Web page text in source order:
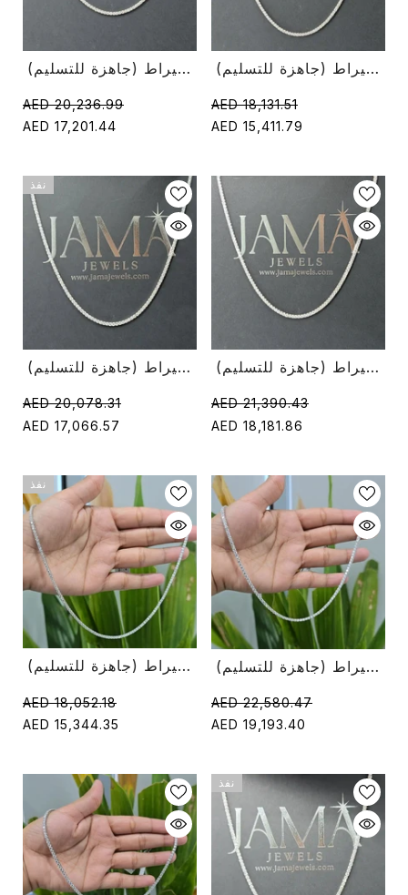
قلادة تنس دائرية من الألماس عيار 8.10 قيراط (جاهزة للتسليم)
AED 20,236.99
AED 17,201.44
قلادة تنس مستديرة من الألماس عيار 6.60 قيراط (جاهزة للتسليم)
AED 18,131.51
AED 15,411.79
نفذ
قلادة تنس ألماس دائرية الشكل 8 قيراط (جاهزة للتسليم)
AED 20,078.31
AED 17,066.57
قلادة تنس ألماس مستديرة 8.45 قيراط (جاهزة للتسليم)
AED 21,390.43
AED 18,181.86
نفذ
قلادة تنس ألماس مستديرة 6.50 قيراط (جاهزة للتسليم)
AED 18,052.18
AED 15,344.35
قلادة تنس ألماس مستديرة 9.85 قيراط (جاهزة للتسليم)
AED 22,580.47
AED 19,193.40
نفذ